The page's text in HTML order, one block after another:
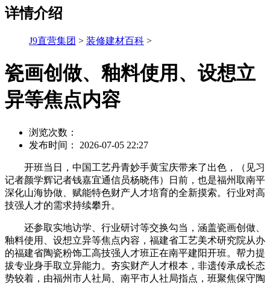
详情介绍
J9直营集团 > 装修建材百科 >
瓷画创做、釉料使用、设想立
异等焦点内容
浏览次数：
发布时间： 2026-07-05 22:27
开班当日，中国工艺丹青妙手黄宝庆带来了出色，（见习
记者颜学辉记者钱嘉宜通信员杨晓伟）日前，也是福州取南平
深化山海协做、赋能特色财产人才培育的全新摸索。行业对高
技强人才的需求持续攀升。
还参取实地访学、行业研讨等交换勾当，涵盖瓷画创做、
釉料使用、设想立异等焦点内容，福建省工艺美术研究院从办
的福建省陶瓷粉饰工高技强人才班正在南平建阳开班。帮力提
拔专业身手取立异能力。夯实财产人才根本，非遗传承成长态
势较着，由福州市人社局、南平市人社局指点，班聚焦保守陶